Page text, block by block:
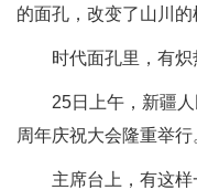
的面孔，改变了山川的
时代面孔里，有炽
25日上午，新疆人
周年庆祝大会隆重举行
主席台上，有这样